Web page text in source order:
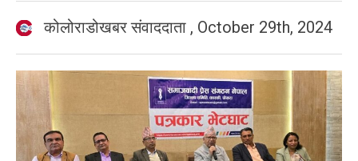
कोलोराडोखबर संवाददाता , October 29th, 2024